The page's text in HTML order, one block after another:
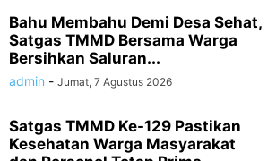
Bahu Membahu Demi Desa Sehat,
Satgas TMMD Bersama Warga
Bersihkan Saluran...
admin - Jumat, 7 Agustus 2026
Satgas TMMD Ke-129 Pastikan
Kesehatan Warga Masyarakat